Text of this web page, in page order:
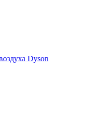
Dyson